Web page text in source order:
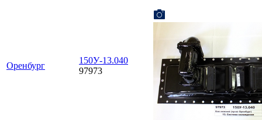
Оренбург
150У-13.040
97973